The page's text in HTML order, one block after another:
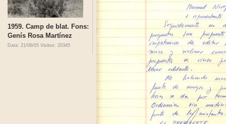
1959. Camp de blat. Fons:
Genís Rosa Martínez
Data: 21/06/05 Visites: 20345